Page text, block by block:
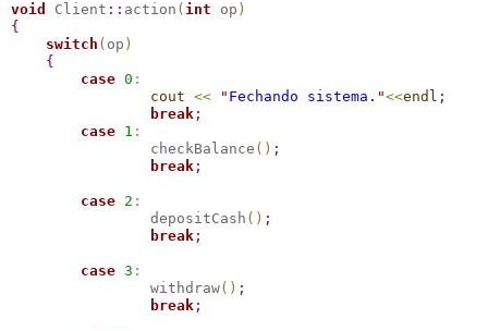
void Client :: action ( int op )
{
switch ( op )
{
case 0 :
cout << " Fechando sistema. "<<endl ;
break ;
case 1 :
                checkBalance
( ) ;
break ;
case 2 :
                depositCash
( ) ;
break ;
case 3 :
                withdraw
( ) ;
break ;